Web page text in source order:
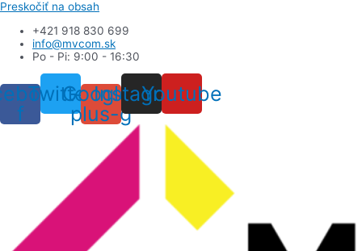
Preskočiť na obsah
+421 918 830 699
info@mvcom.sk
Po - Pi: 9:00 - 16:30
f
TwitterGoogle-
plus-g
Instagram
Youtube